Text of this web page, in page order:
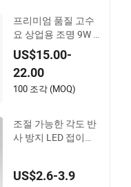
프리미엄 품질 고수
요 상업용 조명 9W L
ED 다운라이트
US$15.00-
22.00
100 조각 (MOQ)
조절 가능한 각도 반
사 방지 LED 접이식
장 장착 다운라이트
US$2.6-3.9